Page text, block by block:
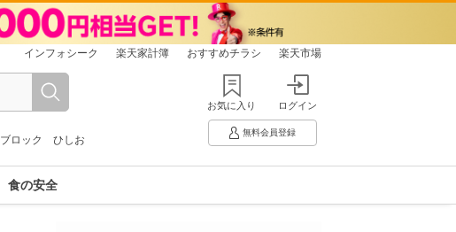
インフォシーク 楽天家計簿 おすすめチラシ 楽天市場
ロック ひしお
お気に入り ログイン
無料会員登録
食の安全